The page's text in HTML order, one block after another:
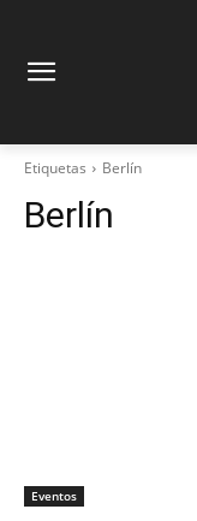
Etiquetas Berlín
Berlín
Eventos